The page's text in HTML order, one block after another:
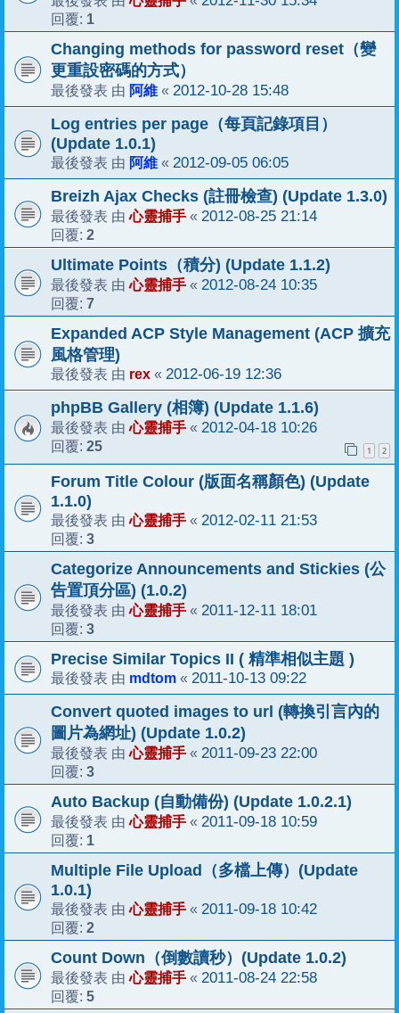
回覆: 1
Changing methods for password reset（變
更重設密碼的方式）
最後發表 由 阿維 « 2012-10-28 15:48
Log entries per page（每頁記錄項目）
(Update 1.0.1)
最後發表 由 阿維 « 2012-09-05 06:05
Breizh Ajax Checks (註冊檢查) (Update 1.3.0)
最後發表 由心靈捕手 « 2012-08-25 21:14
回覆: 2
Ultimate Points（積分) (Update 1.1.2)
最後發表 由心靈捕手 « 2012-08-24 10:35
回覆: 7
Expanded ACP Style Management (ACP 擴充
風格管理)
最後發表 由 rex « 2012-06-19 12:36
phpBB Gallery (相簿) (Update 1.1.6)
最後發表 由心靈捕手 « 2012-04-18 10:26
回覆: 25 1 2
Forum Title Colour (版面名稱顏色) (Update
1.1.0)
最後發表 由心靈捕手 « 2012-02-11 21:53
回覆: 3
Categorize Announcements and Stickies (公
告置頂分區) (1.0.2)
最後發表 由心靈捕手 « 2011-12-11 18:01
回覆: 3
Precise Similar Topics II ( 精準相似主題 )
最後發表 由 mdtom « 2011-10-13 09:22
Convert quoted images to url (轉換引言內的
圖片為網址) (Update 1.0.2)
最後發表 由心靈捕手 « 2011-09-23 22:00
回覆: 3
Auto Backup (自動備份) (Update 1.0.2.1)
最後發表 由心靈捕手 « 2011-09-18 10:59
回覆: 1
Multiple File Upload（多檔上傳）(Update
1.0.1)
最後發表 由心靈捕手 « 2011-09-18 10:42
回覆: 2
Count Down（倒數讀秒）(Update 1.0.2)
最後發表 由心靈捕手 « 2011-08-24 22:58
回覆: 5